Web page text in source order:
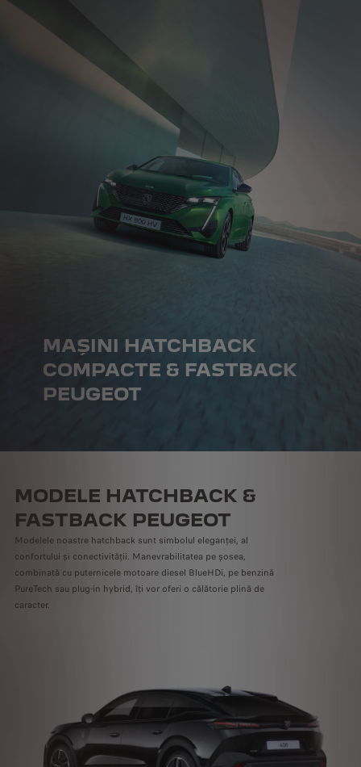
MAȘINI HATCHBACK
COMPACTE & FASTBACK
PEUGEOT
MODELE HATCHBACK &
FASTBACK PEUGEOT
Modelele noastre hatchback sunt simbolul eleganței, al
confortului și conectivității. Manevrabilitatea pe șosea,
combinată cu puternicele motoare diesel BlueHDi, pe benzină
PureTech sau plug-in hybrid, îți vor oferi o călătorie plină de
caracter.